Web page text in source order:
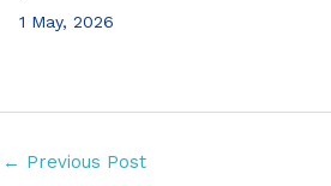
1 May, 2026
← Previous Post